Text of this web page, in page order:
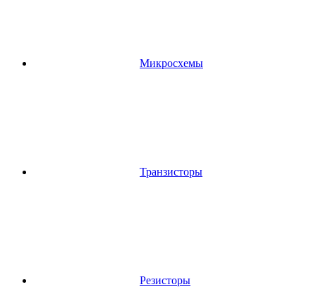
Микросхемы
Транзисторы
Резисторы